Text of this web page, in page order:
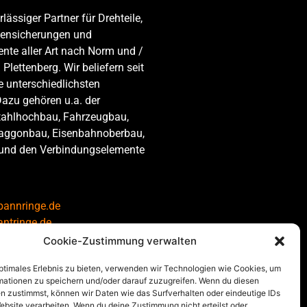
Cookie-Zustimmung verwalten
Erlebnis zu bieten, verwenden wir Technologien wie Cookies, um
zu speichern und/oder darauf zuzugreifen. Wenn du diesen
zustimmst, können wir Daten wie das Surfverhalten oder eindeutige IDs
Partner für Drehteile,
und
aller Art nach Norm und /
Wir beliefern seit
unterschiedlichsten
gehören u.a. der
Fahrzeugbau,
Eisenbahnoberbau,
den Verbindungselemente